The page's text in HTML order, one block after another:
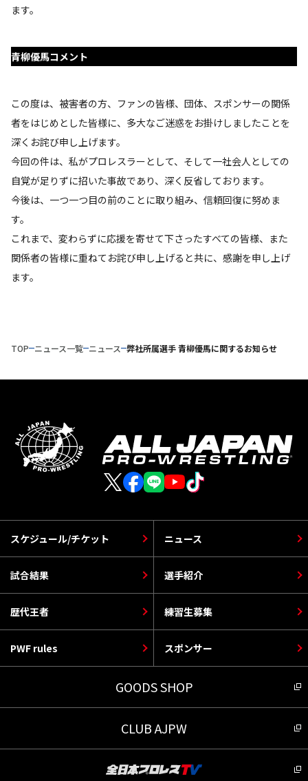
ます。
青柳優馬コメント
この度は、被害者の方、ファンの皆様、団体、スポンサーの関係
者をはじめとした皆様に、多大なご迷惑をお掛けしましたことを
深くお詫び申し上げます。
今回の件は、私がプロレスラーとして、そして一社会人としての
自覚が足りずに招いた事故であり、深く反省しております。
今後は、一つ一つ目の前のことに取り組み、信頼回復に努めま
す。
これまで、変わらずに応援を寄せて下さったすべての皆様、また
関係者の皆様に重ねてお詫び申し上げると共に、感謝を申し上げ
ます。
TOP ニュース一覧 ニュース 弊社所属選手 青柳優馬に関するお知らせ
スケジュール/チケット
選手紹介
PWF rules
ニュース
歴代王者
スポンサー
試合結果
練習生募集
GOODS SHOP
CLUB AJPW